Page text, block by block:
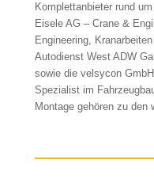
Komplettanbieter rund
Eisele AG – Crane &
Engineering,
Autodienst West ADW
sowie die velsycon
Spezialist im
Montage gehören zu den